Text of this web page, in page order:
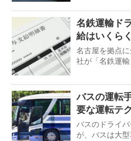
名鉄運輸ド
給はいくら
名古屋を拠点
社が「名鉄運
バスの運転
要な運転テ
バスのドライ
が、バスは大